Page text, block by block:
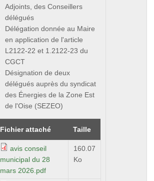
Adjoints, des Conseillers
délégués
Délégation donnée au Maire
en application de l'article
L2122-22 et 1.2122-23 du
CGCT
Désignation de deux
délégués auprès du syndicat
des Énergies de la Zone Est
de l'Oise (SEZEO)
Fichier attaché Taille
avis conseil
municipal du 28
mars 2026.pdf
160.07
Ko